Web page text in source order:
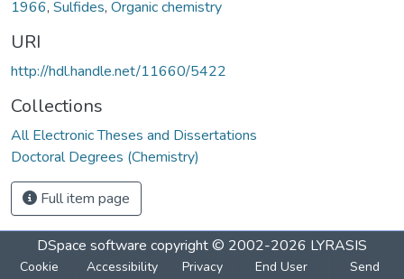
1966, Sulfides, Organic chemistry
URI
http://hdl.handle.net/11660/5422
Collections
All Electronic Theses and Dissertations
Doctoral Degrees (Chemistry)
Full item page
DSpace software copyright © 2002-2026 LYRASIS
Cookie
Accessibility
Privacy
End User
Send